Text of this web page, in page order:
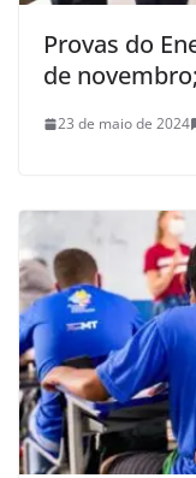
Provas do
de
23 de maio de 2024